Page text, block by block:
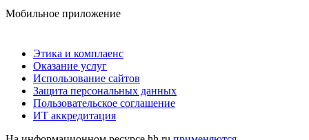
Мобильное приложение
Этика и комплаенс
Оказание услуг
Использование сайтов
Защита персональных данных
Пользовательское соглашение
ИТ аккредитация